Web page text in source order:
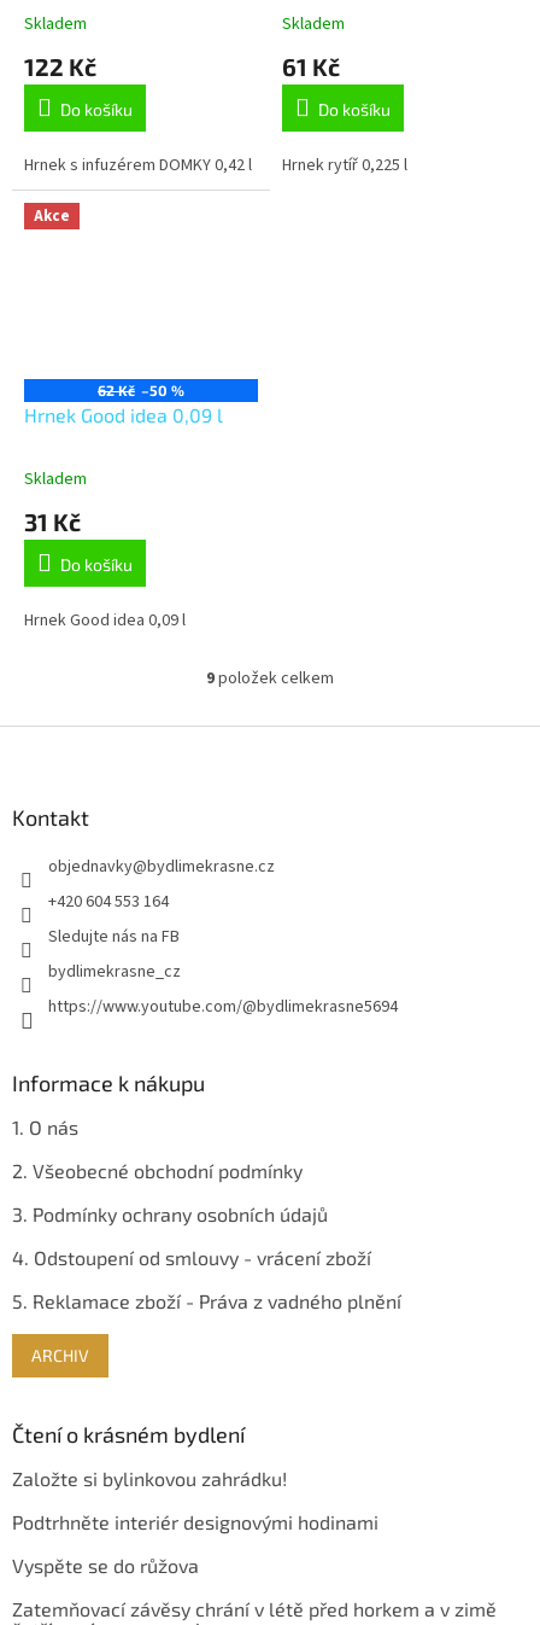
Skladem
122 Kč
Do košíku
Hrnek s infuzérem DOMKY 0,42 l
Skladem
61 Kč
Do košíku
Hrnek rytíř 0,225 l
Akce
62 Kč –50 %
Hrnek Good idea 0,09 l
Skladem
31 Kč
Do košíku
Hrnek Good idea 0,09 l
O
l
p
ý
9položek celkem
Kontakt
objednavky@bydlimekrasne.cz
+420 604 553 164
Sledujte nás na FB
bydlimekrasne_cz
https://www.youtube.com/@bydlimekrasne5694
Informace k nákupu
1. O nás
2. Všeobecné obchodní podmínky
3. Podmínky ochrany osobních údajů
4. Odstoupení od smlouvy - vrácení zboží
5. Reklamace zboží - Práva z vadného plnění
ARCHIV
Čtení o krásném bydlení
Založte si bylinkovou zahrádku!
Podtrhněte interiér designovými hodinami
Vyspěte se do růžova
Zatemňovací závěsy chrání v létě před horkem a v zimě